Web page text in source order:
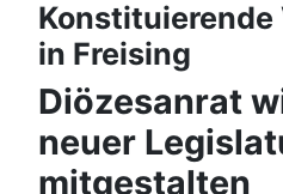
Konstituierende
in Freising
Diözesanrat
neuer
mitgestalten